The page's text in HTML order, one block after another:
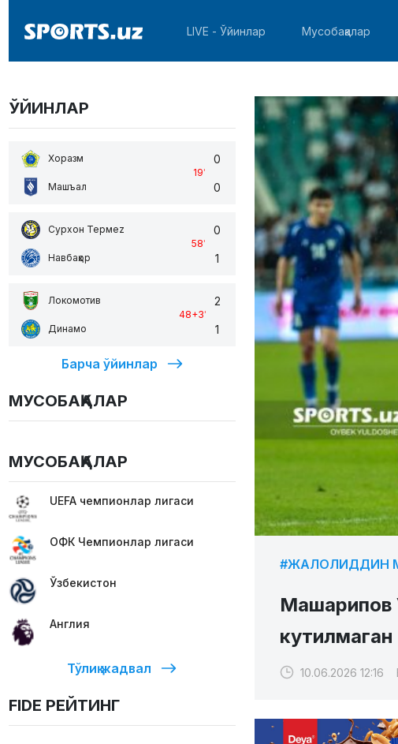
LIVE - Ўйинлар Мусобақалар
ЎЙИНЛАР
Хоразм
Машъал
19'
0
0
Сурхон Термеz
Навбаҳор
58'
0
1
Локомотив
Динамо
48+3'
2
1
Барча ўйинлар
МУСОБАҚАЛАР
МУСОБАҚАЛАР
UEFA чемпионлар лигаси
ОФК Чемпионлар лигаси
Ўзбекистон
Англия
Тўлиқ жадвал
FIDE РЕЙТИНГ
#ЖАЛОЛИДДИН
Машарипов
кутилмаган
10.06.2026 12:16